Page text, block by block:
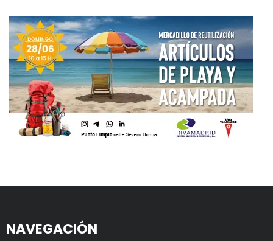
NAVEGACIÓN